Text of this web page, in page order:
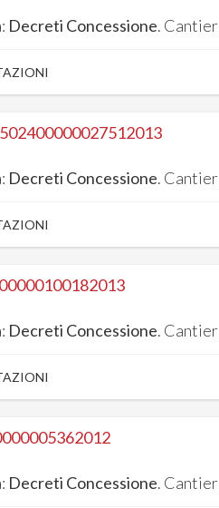
Decreti Concessione.
Decreti Concessione.
Decreti Concessione.
Decreti Concessione.